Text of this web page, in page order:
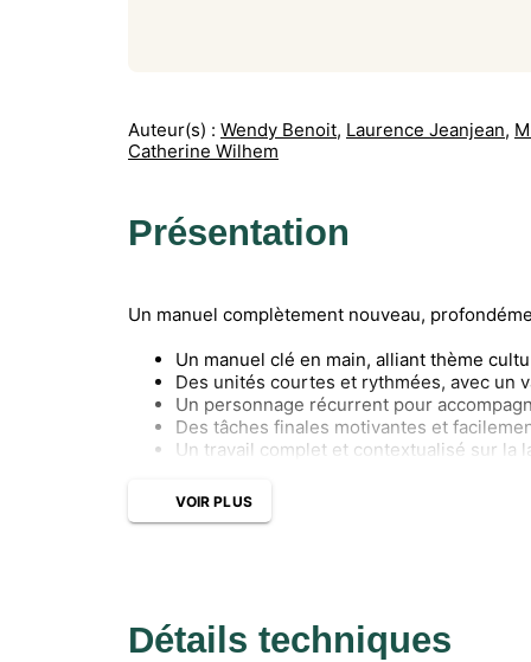
Auteur(s) : Wendy Benoit, Laurence Jeanjean,
Catherine Wilhem
Présentation
Un manuel complètement nouveau,
Un manuel clé en main, alliant thème
Des unités courtes et rythmées, avec un
Un personnage récurrent pour
Des tâches finales motivantes et
Un travail complet et contextualisé sur la
VOIR PLUS
Détails techniques